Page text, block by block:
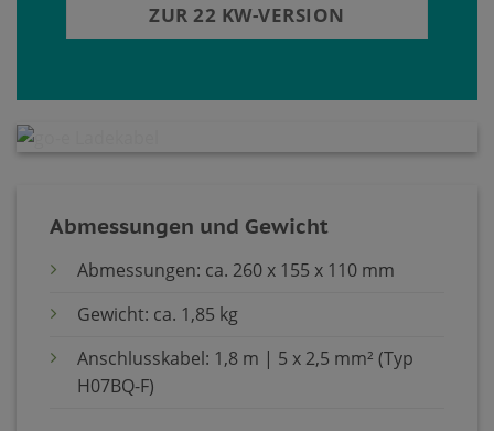
ZUR 22 KW-VERSION
Abmessungen und Gewicht
Abmessungen: ca. 260 x 155 x 110 mm
Gewicht: ca. 1,85 kg
Anschlusskabel: 1,8 m | 5 x 2,5 mm² (Typ
H07BQ-F)